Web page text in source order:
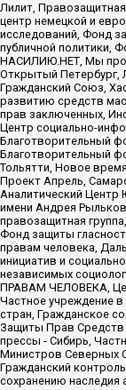
Лилит,
центр немецкой и
исследований, Фонд
публичной политики,
НАСИЛИЮ.НЕТ, Мы
Открытый Петербург,
Гражданский Союз,
развитию средств
прав заключенных,
Центр социально-
Благотворительный
Благотворительный
Тольятти, Новое
Проект Апрель,
Аналитический
имени Андрея
правозащитная
Фонд защиты
правам человека,
инициатив и
независимых
ПРАВАМ ЧЕЛОВЕКА,
Частное учреждение
стран, Гражданское
Защиты Прав Средств
прессы - Сибирь,
Министров Северных
Гражданский
сохранению наследия